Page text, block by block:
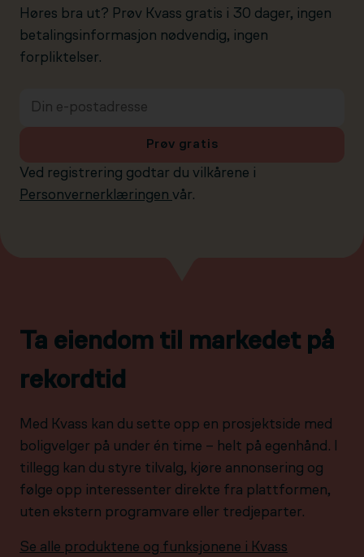
Høres bra ut? Prøv Kvass gratis i 30 dager, ingen
betalingsinformasjon nødvendig, ingen
forpliktelser.
Ved registrering godtar du vilkårene i
Personvernerklæringen vår.
Prøv gratis
Ta eiendom til markedet på
rekordtid
Med Kvass kan du sette opp en prosjektside med
boligvelger på under én time – helt på egenhånd. I
tillegg kan du styre tilvalg, kjøre annonsering og
følge opp interessenter direkte fra plattformen,
uten ekstern programvare eller tredjeparter.
Se alle produktene og funksjonene i Kvass